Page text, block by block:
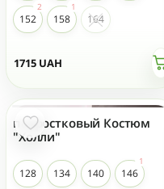
1715 UAH
152 158 164
подростковый Костюм
"Холли"
128 134 140 146